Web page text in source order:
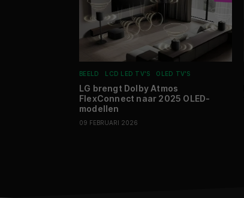
BEELD LCD LED TV'S OLED TV'S
LG brengt Dolby Atmos
FlexConnect naar 2025 OLED-
modellen
09 FEBRUARI 2026